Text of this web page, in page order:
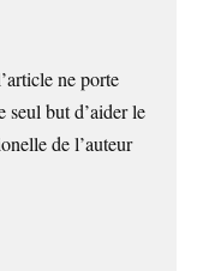
ne porte
seul but d’aider le
de l’auteur